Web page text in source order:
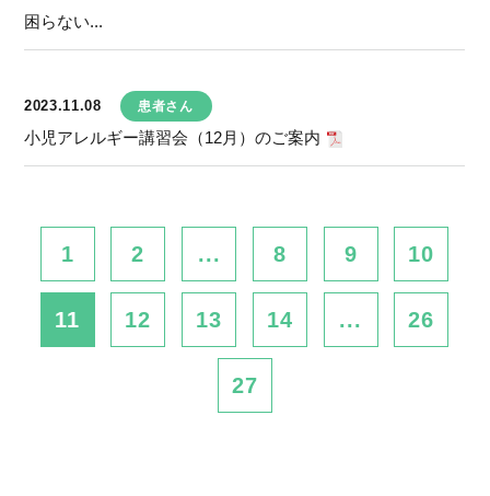
困らない...
2023.11.08 患者さん
小児アレルギー講習会（12月）のご案内
1 2 ... 8 9 10
11 12 13 14 ... 26
27